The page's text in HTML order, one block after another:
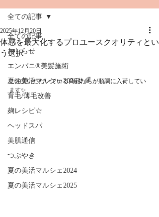
全ての記事
おしらせ
エンパニ®美髪施術
夏の美活マルシェ2026👙🌈
育毛/薄毛改善
麹レシピ☆
ヘッドスパ
美肌通信
つぶやき
夏の美活マルシェ2024
夏の美活マルシェ2025
全ての記事
体感を最大化するプロユースクオリティとい
う選択
2025年12月20日
ご注文いただいている商品たちが順調に入荷してい
ます✨